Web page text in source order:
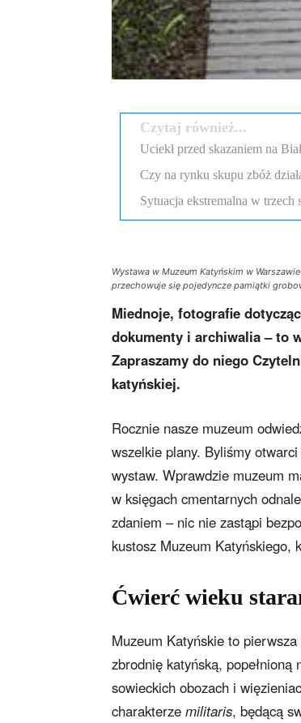
Czytaj również...
Uciekł przed skazaniem na
Czy na rynku skupu zbóż
Sytuacja ekstremalna w
Wystawa w Muzeum Katyńskim w
przechowuje się pojedyncze pamiątki
Miednoje, fotografie
dokumenty i archiwalia – to
Zapraszamy do niego
katyńskiej.
Rocznie nasze muzeum
wszelkie plany. Byliśmy
wystaw. Wprawdzie muzeum
w księgach cmentarnych
zdaniem – nic nie zastąpi
kustosz Muzeum Katyńskiego,
Ćwierć wieku
Muzeum Katyńskie to
zbrodnię katyńską,
sowieckich obozach i
charakterze militaris, będącą